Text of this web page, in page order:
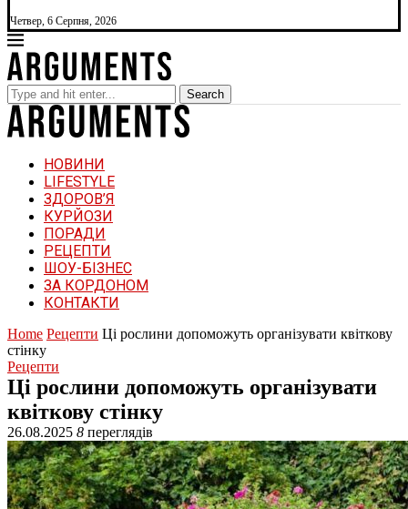
Четвер, 6 Серпня, 2026
Search
НОВИНИ
LIFESTYLE
ЗДОРОВ’Я
КУРЙОЗИ
ПОРАДИ
РЕЦЕПТИ
ШОУ-БІЗНЕС
ЗА КОРДОНОМ
КОНТАКТИ
Home Рецепти Ці рослини допоможуть організувати квіткову
стінку
Рецепти
Ці рослини допоможуть організувати
квіткову стінку
26.08.2025 8 переглядів